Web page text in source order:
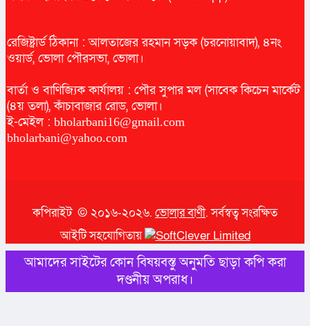
রেজিষ্ট্রার্ড ঠিকানা : আলতাজের রহমান সড়ক (চরনোয়াবাদ), ৪নং
ওয়ার্ড, ভোলা পৌরসভা, ভোলা।
বার্তা ও বাণিজ্যিক কার্যালয় : পৌর সুপার মল (সাবেক কিচেন মার্কেট
(৪য় তলা), কাঁচাবাজার রোড, ভোলা।
ই-মেইল : bholarbani16@gmail.com
bholarbani@yahoo.com
কপিরাইট © ২০১৬-২০২৬. ভোলার বাণী. সর্বস্বত্ব সংরক্ষিত
আইটি সহযোগিতায়
আমাদের সাইটের কোন বিষয়বস্তু অনুমতি ছাড়া কপি করা
দণ্ডনীয় অপরাধ।